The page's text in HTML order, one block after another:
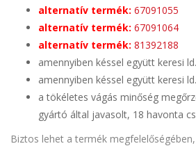
alternatív termék: 67091055
alternatív termék: 67091064
alternatív termék: 81392188
amennyiben késsel együtt keresi
amennyiben késsel együtt keresi
a tökéletes vágás minőség
gyártó által javasolt, 18 havonta
Biztos lehet a termék